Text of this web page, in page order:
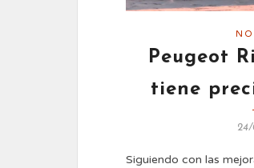
Peugeot
tiene
Siguiendo con las